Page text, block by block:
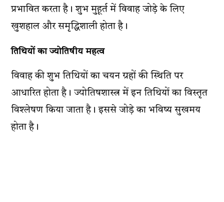
प्रभावित करता है। शुभ मुहूर्त में विवाह जोड़े के लिए
खुशहाल और समृद्धिशाली होता है।
तिथियों का ज्योतिषीय महत्व
विवाह की शुभ तिथियों का चयन ग्रहों की स्थिति पर
आधारित होता है। ज्योतिषशास्त्र में इन तिथियों का विस्तृत
विश्लेषण किया जाता है। इससे जोड़े का भविष्य सुखमय
होता है।